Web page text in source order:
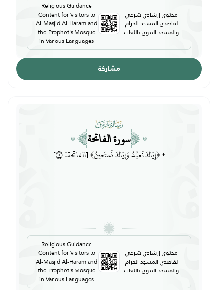
محتوى إرشادي شرعي
لقاصدي المسجد الحرام
والمسجد النبوي باللغات
Religious Guidance
Content for Visitors to
Al-Masjid Al-Haram and
the Prophet's Mosque
in Various Languages
مشاركة
سورة الفاتحة
• ﴿إِيّاكَ نَعبُدُ وَإِيّاكَ نَستَعينُ﴾ [الفاتحة: ٥]
محتوى إرشادي شرعي
لقاصدي المسجد الحرام
والمسجد النبوي باللغات
Religious Guidance
Content for Visitors to
Al-Masjid Al-Haram and
the Prophet's Mosque
in Various Languages